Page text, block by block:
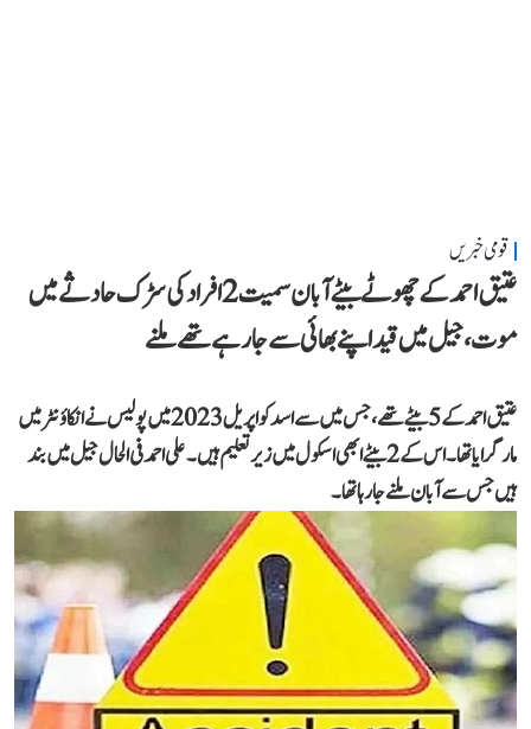
قومی خبریں
عتیق احمد کے چھوٹے بیٹے آبان سمیت 2 افراد کی سڑک حادثے میں
موت، جیل میں قید اپنے بھائی سے جا رہے تھے ملنے
عتیق احمد کے 5 بیٹے تھے، جس میں سے اسد کو اپریل 2023 میں پولیس نے انکاؤنٹر میں
مار گرایا تھا۔ اس کے 2 بیٹے ابھی اسکول میں زیر تعلیم ہیں۔ علی احمد فی الحال جیل میں بند
ہیں جس سے آبان ملنے جا رہا تھا۔